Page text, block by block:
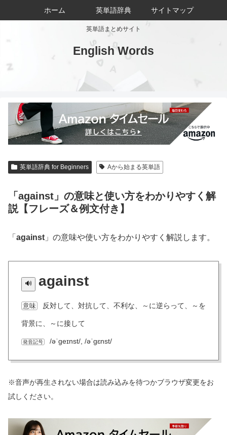
英単語まとめサイト
English Words
ホーム 英単語辞典 サイトマップ
英単語辞典 for Beginners Aから始まる英単語
「against」の意味と使い方をわかりやすく解
説【フレーズ＆例文付き】
「 against 」の意味や使い方をわかりやすく解説します。
against
意味 反対して、対抗して、不利な、～に逆らって、～を
背景に、～に接して
発音記号 /əˈɡeɪnst/, /əˈɡɛnst/
※音声が再生されない場合は読み込みを待つかブラウザ変更をお
試しください。